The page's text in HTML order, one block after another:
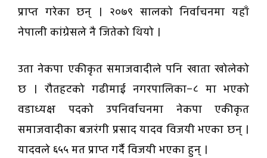
प्राप्त गरेका छन् । २०७९ सालको निर्वाचनमा यहाँ
नेपाली कांग्रेसले नै जितेको थियो ।
उता नेकपा एकीकृत समाजवादीले पनि खाता खोलेको
छ । रौतहटको गढीमाई नगरपालिका–८ मा भएको
वडाध्यक्ष पदको उपनिर्वाचनमा नेकपा एकीकृत
समाजवादीका बजरंगी प्रसाद यादव विजयी भएका छन् ।
यादवले ६५५ मत प्राप्त गर्दै विजयी भएका हुन् ।